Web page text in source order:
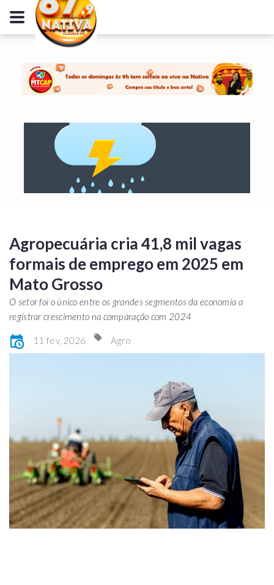
Agropecuária cria 41,8 mil vagas
formais de emprego em 2025 em
Mato Grosso
O setor foi o único entre os grandes segmentos da economia a
registrar crescimento na comparação com 2024
11 fev, 2026 Agro